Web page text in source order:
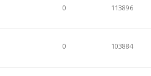
0 113896
0 103884